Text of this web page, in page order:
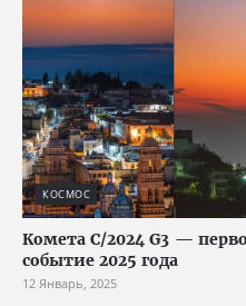
КОСМОС
Комета C/2024 G3 —
событие 2025 года
12 Январь, 2025